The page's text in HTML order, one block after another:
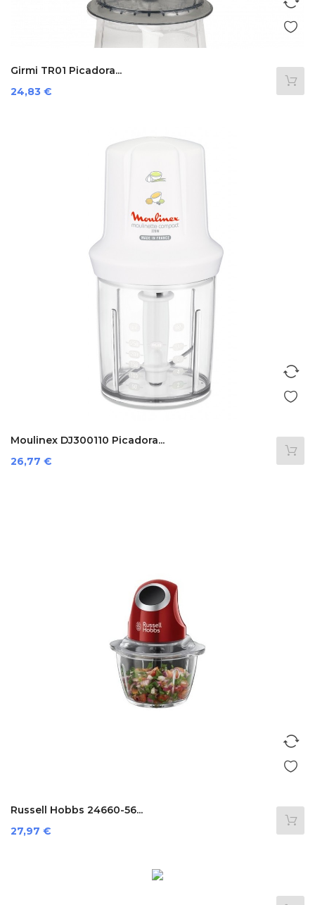
Girmi TR01 Picadora...
Precio
24,83 €
Moulinex DJ300110 Picadora...
Precio
26,77 €
Russell Hobbs 24660-56...
Precio
27,97 €